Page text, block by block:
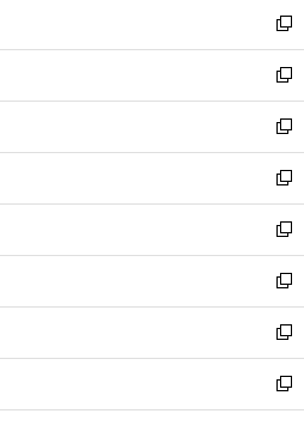
く
で
開
く
ィ
ン
ド
ウ
で
開
く
い
ウ
ィ
ン
ド
ウ
で
開
く
新
し
い
ウ
ィ
ン
ド
ウ
で
開
く
新
し
い
ウ
ィ
ン
ド
ウ
で
開
く
新
し
い
ウ
ィ
ン
ド
ウ
で
開
く
新
し
い
ウ
ィ
ン
ド
ウ
で
開
新
し
い
ウ
ィ
ン
ド
ウ
新
し
い
ウ
ィ
ン
新
し
い
ウ
新
し